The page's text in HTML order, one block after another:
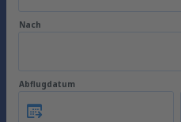
Nach
Abflugdatum